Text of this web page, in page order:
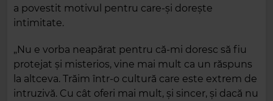
a povestit motivul pentru care-și dorește
intimitate.
„Nu e vorba neapărat pentru că-mi doresc să fiu
protejat și misterios, vine mai mult ca un răspuns
la altceva. Trăim într-o cultură care este extrem de
intruzivă. Cu cât oferi mai mult, și sincer, și dacă nu